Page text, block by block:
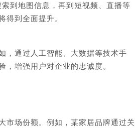
到地图信息，再到短视频、直播等
到全面提升。
，通过人工智能、大数据等技术手
增强用户对企业的忠诚度。
市场份额。例如，某家居品牌通过关